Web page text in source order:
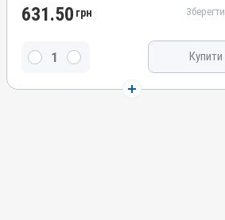
Таблетки
Окситетрацикліну гідрохлорид,
Сульфадіазину натрієва сіль, Канаміцину
631.50 грн Зберегти
Купити